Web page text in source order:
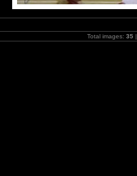
Total images: 35|